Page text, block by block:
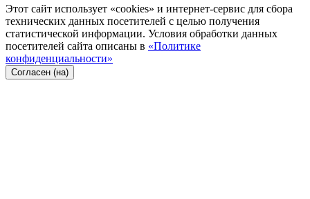
Этот сайт использует «cookies» и интернет-сервис для сбора
технических данных посетителей с целью получения
статистической информации. Условия обработки данных
посетителей сайта описаны в «Политике
конфиденциальности»
Согласен (на)